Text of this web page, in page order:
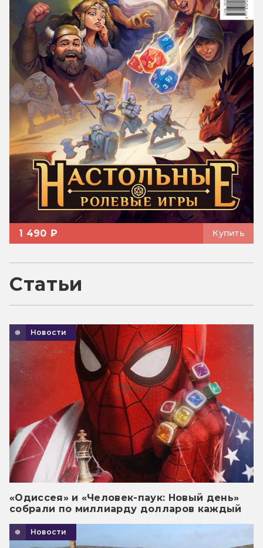
1 490 ₽ Купить
Статьи
Новости
«Одиссея» и «Человек-паук: Новый день»
собрали по миллиарду долларов каждый
Новости